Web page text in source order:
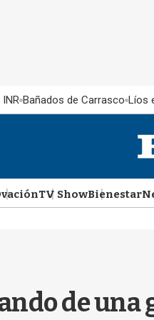
Bañados de Carrasco Líos
TV ShowBienestar
de